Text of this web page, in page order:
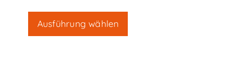
Ausführung wählen
weist